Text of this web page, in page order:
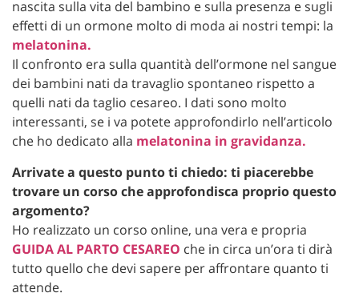
nascita sulla vita del bambino e sulla presenza e sugli
effetti di un ormone molto di moda ai nostri tempi: la
melatonina.
Il confronto era sulla quantità dell’ormone nel sangue
dei bambini nati da travaglio spontaneo rispetto a
quelli nati da taglio cesareo. I dati sono molto
interessanti, se i va potete approfondirlo nell’articolo
che ho dedicato alla melatonina in gravidanza.
Arrivate a questo punto ti chiedo: ti piacerebbe
trovare un corso che approfondisca proprio questo
argomento?
Ho realizzato un corso online, una vera e propria
GUIDA AL PARTO CESAREO che in circa un’ora ti dirà
tutto quello che devi sapere per affrontare quanto ti
attende.